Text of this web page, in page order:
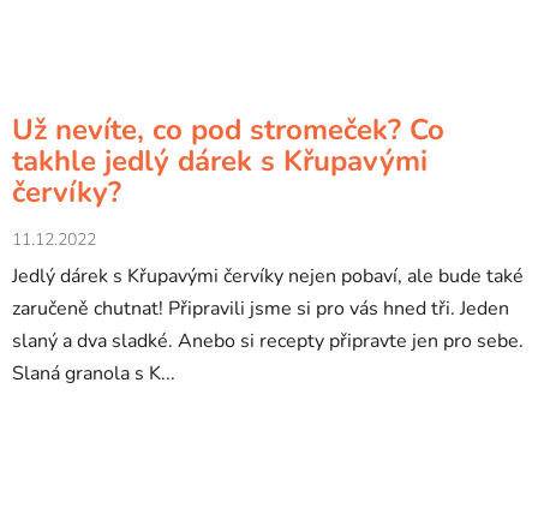
Už nevíte, co pod stromeček? Co
takhle jedlý dárek s Křupavými
červíky?
11.12.2022
Jedlý dárek s Křupavými červíky nejen pobaví, ale bude také
zaručeně chutnat! Připravili jsme si pro vás hned tři. Jeden
slaný a dva sladké. Anebo si recepty připravte jen pro sebe.
Slaná granola s K...